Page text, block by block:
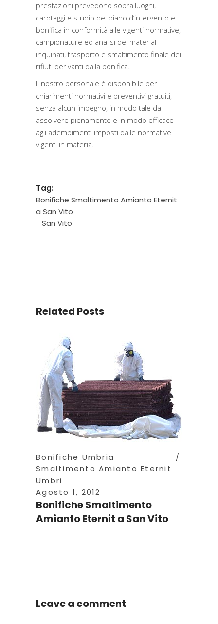
prestazioni prevedono sopralluoghi,
carotaggi e studio del piano d’intervento e
bonifica in conformità alle vigenti normative,
campionature ed analisi dei materiali
inquinati, trasporto e smaltimento finale dei
rifiuti derivanti dalla bonifica.
Il nostro personale è disponibile per
chiarimenti normativi e preventivi gratuiti,
senza alcun impegno, in modo tale da
assolvere pienamente e in modo efficace
agli adempimenti imposti dalle normative
vigenti in materia.
Tag:
Bonifiche Smaltimento Amianto Eternit
a San Vito
San Vito
Related Posts
Bonifiche Umbria
Smaltimento Amianto Eternit
Umbri
Agosto 1, 2012
Bonifiche Smaltimento
Amianto Eternit a San Vito
Leave a comment